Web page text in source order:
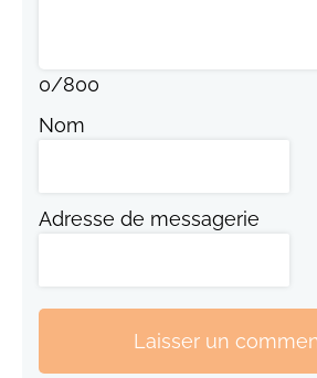
0/800
Nom
Adresse de messagerie
Laisser un